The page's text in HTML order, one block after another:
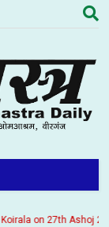
on 27th Ashoj